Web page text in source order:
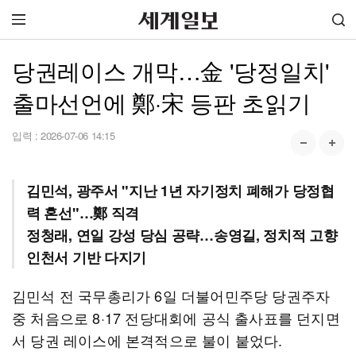
당권레이스 개막…金 '당정일치'
출마선언에 鄭·宋 등판 초읽기
입력 : 2026-07-06 14:15
김민석, 광주서 "지난 1년 자기정치 폐해가 당정협
력 혼선"…鄭 직격
정청래, 연일 강성 당심 공략…송영길, 정치적 고향
인천서 기반 다지기
김민석 전 국무총리가 6일 더불어민주당 당권주자
중 처음으로 8·17 전당대회에 공식 출사표를 던지면
서 당권 레이스에 본격적으로 불이 붙었다.